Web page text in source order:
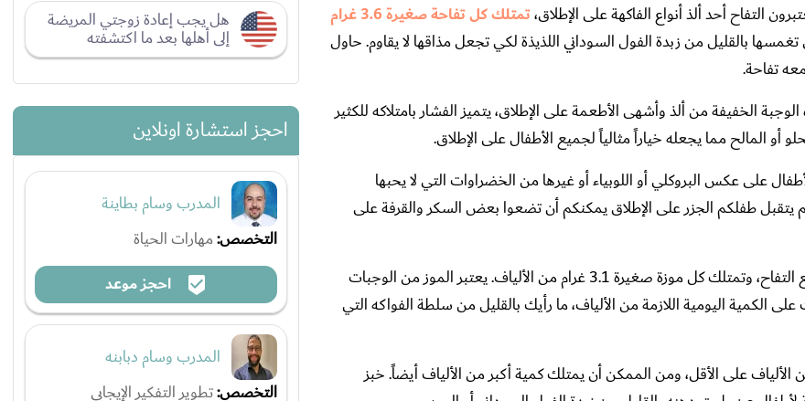
التفاح أحد ألذ أنواع الفاكهة على الإطلاق،
تمتلك كل تفاحة صغيرة 3.6 غرام
بالقليل من زبدة الفول السوداني اللذيذة لكي تجعل مذاقها لا يقاوم. حاول
تفاحة.
الخفيفة من ألذ وأشهى الأطعمة على الإطلاق، يتميز الفشار بامتلاكه للكثير
أو المالح مما يجعله خياراً مثالياً لجميع الأطفال على الإطلاق.
على عكس البروكلي أو اللوبياء أو غيرها من الخضراوات التي لا يحبها
2.9 غرام من الألياف. في حال لم يتقبل طفلكم الجزر على الإطلاق يمكنكم أن تضعوا بعض السكر والقرفة على
جنباً إلى جنب مع التفاح، وتمتلك كل موزة صغيرة 3.1 غرام من الألياف. يعتبر الموز من الوجبات
الكمية اليومية اللازمة من الألياف، ما رأيك بالقليل من سلطة الفواكه التي
خبز الحبوب الكاملة على 2 غرام من الألياف على الأقل، ومن الممكن أن يمتلك كمية أكبر من الألياف أيضاً. خبز
هل يجب إعادة زوجتي المريضة
إلى أهلها بعد ما اكتشفته
احجز استشارة اونلاين
المدرب وسام بطاينة
التخصص:مهارات الحياة
احجز موعد
المدرب وسام دبابنه
التخصص:تطوير التفكير الإيجابي